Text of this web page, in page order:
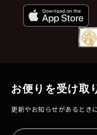
お便りを受け取
更新やお知らせがあるとき